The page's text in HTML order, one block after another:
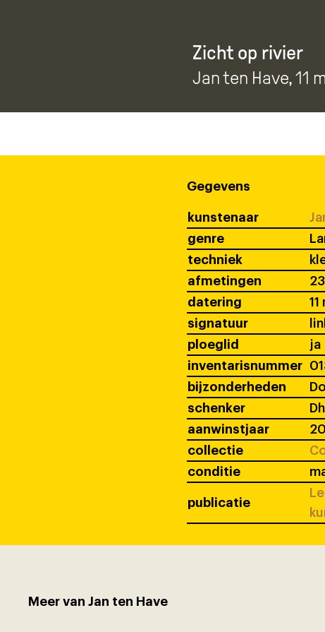
Zicht op rivier
Jan ten Have, 11
Gegevens
kunstenaar
genre
techniek
afmetingen
datering
signatuur
ploeglid
ja
inventarisnummer
bijzonderheden
schenker
aanwinstjaar
collectie
conditie
publicatie
Meer van Jan ten Have